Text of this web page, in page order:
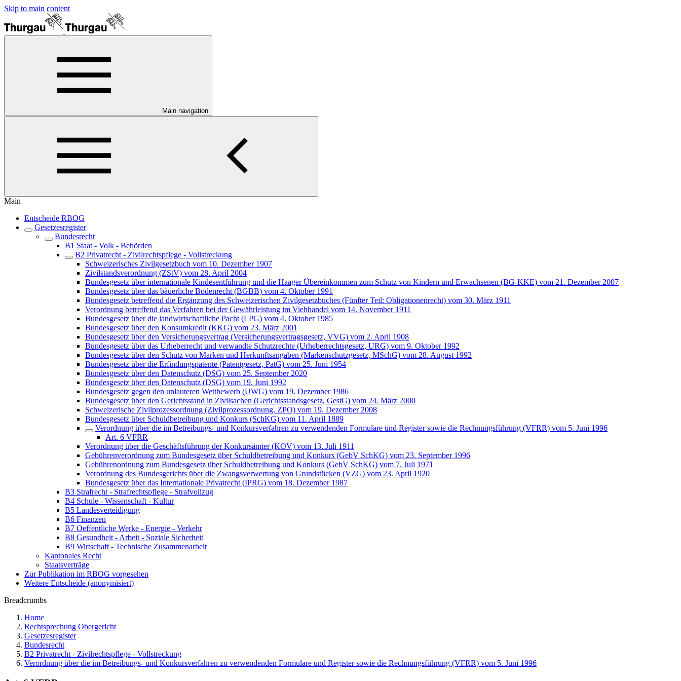
Skip to main content
Main navigation
Main
Entscheide RBOG
Gesetzesregister
Bundesrecht
B1 Staat - Volk - Behörden
B2 Privatrecht - Zivilrechtspflege - Vollstreckung
Schweizerisches Zivilgesetzbuch vom 10. Dezember 1907
Zivilstandsverordnung (ZStV) vom 28. April 2004
Bundesgesetz über internationale Kindesentführung und die Haager Übereinkommen zum Schutz von Kindern und Erwachsenen (BG-KKE) vom 21. Dezember 2007
Bundesgesetz über das bäuerliche Bodenrecht (BGBB) vom 4. Oktober 1991
Bundesgesetz betreffend die Ergänzung des Schweizerischen Zivilgesetzbuches (Fünfter Teil: Obligationenrecht) vom 30. März 1911
Verordnung betreffend das Verfahren bei der Gewährleistung im Viehhandel vom 14. November 1911
Bundesgesetz über die landwirtschaftliche Pacht (LPG) vom 4. Oktober 1985
Bundesgesetz über den Konsumkredit (KKG) vom 23. März 2001
Bundesgesetz über den Versicherungsvertrag (Versicherungsvertragsgesetz, VVG) vom 2. April 1908
Bundesgesetz über das Urheberrecht und verwandte Schutzrechte (Urheberrechtsgesetz, URG) vom 9. Oktober 1992
Bundesgesetz über den Schutz von Marken und Herkunftsangaben (Markenschutzgesetz, MSchG) vom 28. August 1992
Bundesgesetz über die Erfindungspatente (Patentgesetz, PatG) vom 25. Juni 1954
Bundesgesetz über den Datenschutz (DSG) vom 25. September 2020
Bundesgesetz über den Datenschutz (DSG) vom 19. Juni 1992
Bundesgesetz gegen den unlauteren Wettbewerb (UWG) vom 19. Dezember 1986
Bundesgesetz über den Gerichtsstand in Zivilsachen (Gerichtsstandsgesetz, GestG) vom 24. März 2000
Schweizerische Zivilprozessordnung (Zivilprozessordnung, ZPO) vom 19. Dezember 2008
Bundesgesetz über Schuldbetreibung und Konkurs (SchKG) vom 11. April 1889
Verordnung über die im Betreibungs- und Konkursverfahren zu verwendenden Formulare und Register sowie die Rechnungsführung (VFRR) vom 5. Juni 1996
Art. 6 VFRR
Verordnung über die Geschäftsführung der Konkursämter (KOV) vom 13. Juli 1911
Gebührenverordnung zum Bundesgesetz über Schuldbetreibung und Konkurs (GebV SchKG) vom 23. September 1996
Gebührenordnung zum Bundesgesetz über Schuldbetreibung und Konkurs (GebV SchKG) vom 7. Juli 1971
Verordnung des Bundesgerichts über die Zwangsverwertung von Grundstücken (VZG) vom 23. April 1920
Bundesgesetz über das Internationale Privatrecht (IPRG) vom 18. Dezember 1987
B3 Strafrecht - Strafrechtspflege - Strafvollzug
B4 Schule - Wissenschaft - Kultur
B5 Landesverteidigung
B6 Finanzen
B7 Oeffentliche Werke - Energie - Verkehr
B8 Gesundheit - Arbeit - Soziale Sicherheit
B9 Wirtschaft - Technische Zusammenarbeit
Kantonales Recht
Staatsverträge
Zur Publikation im RBOG vorgesehen
Weitere Entscheide (anonymisiert)
Breadcrumbs
Home
Rechtsprechung Obergericht
Gesetzesregister
Bundesrecht
B2 Privatrecht - Zivilrechtspflege - Vollstreckung
Verordnung über die im Betreibungs- und Konkursverfahren zu verwendenden Formulare und Register sowie die Rechnungsführung (VFRR) vom 5. Juni 1996